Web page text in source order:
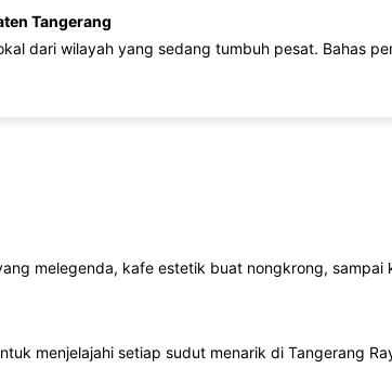
Tangerang
dari wilayah yang sedang tumbuh pesat. Bahas
melegenda, kafe estetik buat nongkrong, sampai
menjelajahi setiap sudut menarik di Tangerang